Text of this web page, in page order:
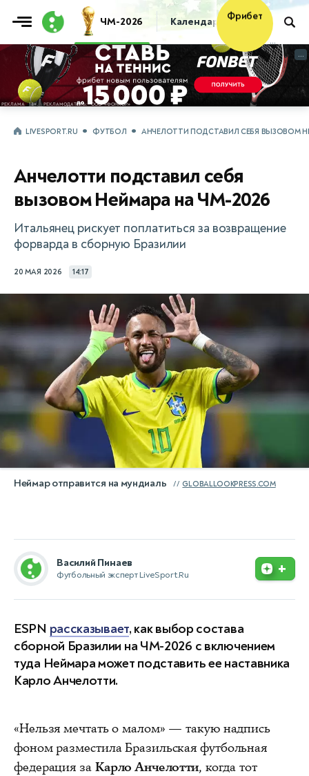
ЧМ-2026 Календарь Таблица
Фрибет
...
...
LIVESPORT.RU ФУТБОЛ АНЧЕЛОТТИ ПОДСТАВИЛ СЕБЯ ВЫЗОВОМ
Анчелотти подставил себя
вызовом Неймара на ЧМ-2026
Итальянец рискует поплатиться за возвращение
форварда в сборную Бразилии
20 МАЯ 2026 14:17
Неймар отправится на мундиаль GLOBALLOOKPRESS.COM
Василий Пинаев
Футбольный эксперт LiveSport.Ru +
ESPN рассказывает, как выбор состава
сборной Бразилии на ЧМ-2026 с включением
туда Неймара может подставить ее наставника
Карло Анчелотти.
«Нельзя мечтать о малом» — такую надпись
фоном разместила Бразильская футбольная
федерация за Карло Анчелотти, когда тот